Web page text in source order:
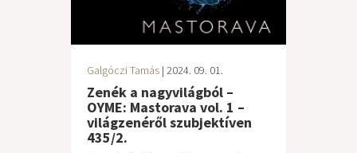
Galgóczi Tamás | 2024. 09. 01.
Zenék a nagyvilágból –
OYME: Mastorava vol. 1 –
világzenéről szubjektíven
435/2.